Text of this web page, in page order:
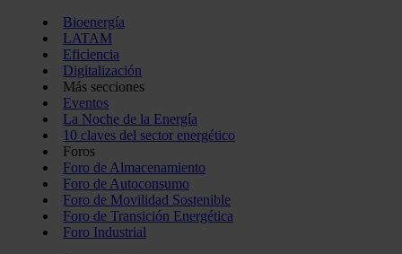
Bioenergía
LATAM
Eficiencia
Digitalización
Más secciones
Eventos
La Noche de la Energía
10 claves del sector energético
Foros
Foro de Almacenamiento
Foro de Autoconsumo
Foro de Movilidad Sostenible
Foro de Transición Energética
Foro Industrial